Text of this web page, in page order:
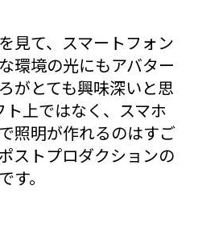
見て、スマートフォン
環境の光にもアバター
がとても興味深いと思
ト上ではなく、スマホ
照明が作れるのはすご
ストプロダクションの
。